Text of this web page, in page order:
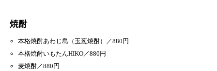
焼酎
本格焼酎あわじ島（玉葱焼酎）／880円
本格焼酎いもたんHIKO／880円
麦焼酎／880円